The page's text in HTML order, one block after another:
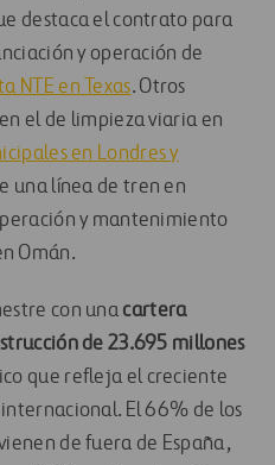
destaca el contrato para
y operación de
NTE en Texas. Otros
el de limpieza viaria en
en Londres y
una línea de tren en
y mantenimiento
Omán.
con una cartera
de 23.695 millones
que refleja el creciente
El 66% de los
de fuera de España,